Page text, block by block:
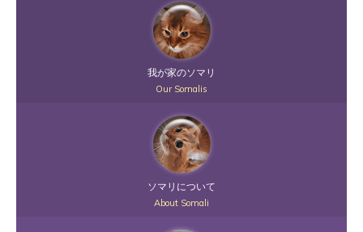
我が家のソマリ
Our Somalis
ソマリについて
About Somali